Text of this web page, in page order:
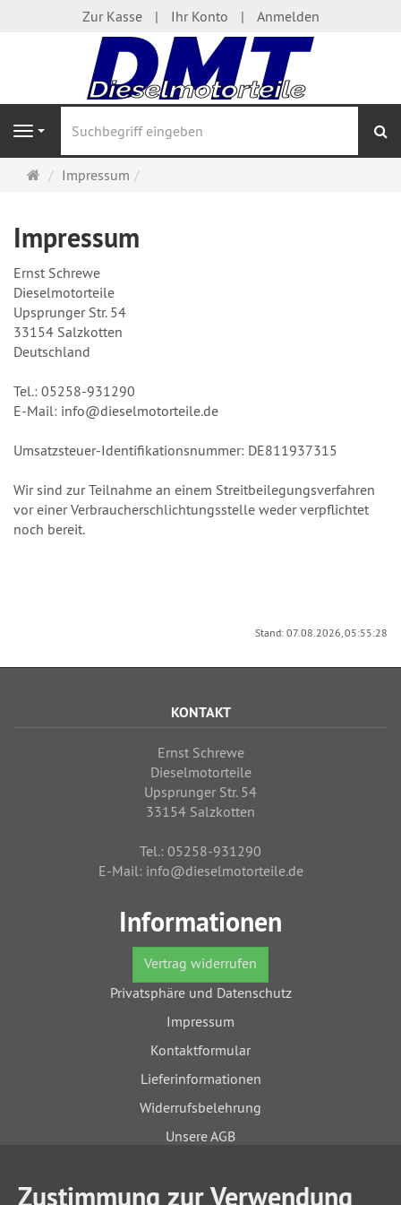
Zur Kasse Ihr Konto Anmelden
Navigation
Startseite
Impressum
Impressum
Ernst Schrewe
Dieselmotorteile
Upsprunger Str. 54
33154 Salzkotten
Deutschland
Tel.: 05258-931290
E-Mail: info@dieselmotorteile.de
Umsatzsteuer-Identifikationsnummer: DE811937315
Wir sind zur Teilnahme an einem Streitbeilegungsverfahren
vor einer Verbraucherschlichtungsstelle weder verpflichtet
noch bereit.
Stand: 07.08.2026, 05:55:28
KONTAKT
Ernst Schrewe
Dieselmotorteile
Upsprunger Str. 54
33154 Salzkotten
Tel.: 05258-931290
E-Mail: info@dieselmotorteile.de
Informationen
Vertrag widerrufen
Privatsphäre und Datenschutz
Impressum
Kontaktformular
Lieferinformationen
Widerrufsbelehrung
Unsere AGB
Zustimmung zur Verwendung